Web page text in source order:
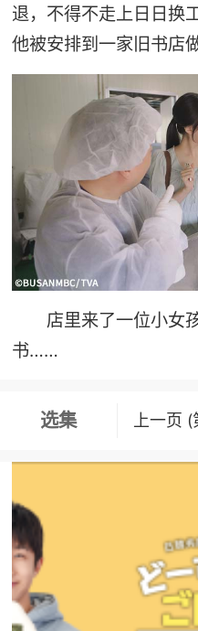
退，不得不走上日日换
他被安排到一家旧书店
店里来了一位小女
书……
选集 上一页